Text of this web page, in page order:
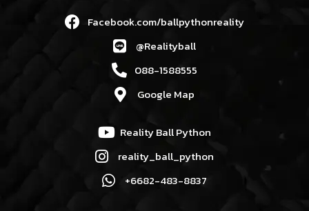
Facebook.com/ballpythonreality
@Realityball
088-1588555
Google Map
Reality Ball Python
reality_ball_python
+6682-483-8837